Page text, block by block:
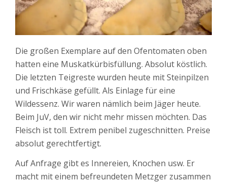
Die großen Exemplare auf den Ofentomaten oben
hatten eine Muskatkürbisfüllung. Absolut köstlich.
Die letzten Teigreste wurden heute mit Steinpilzen
und Frischkäse gefüllt. Als Einlage für eine
Wildessenz. Wir waren nämlich beim Jäger heute.
Beim JuV, den wir nicht mehr missen möchten. Das
Fleisch ist toll. Extrem penibel zugeschnitten. Preise
absolut gerechtfertigt.
Auf Anfrage gibt es Innereien, Knochen usw. Er
macht mit einem befreundeten Metzger zusammen